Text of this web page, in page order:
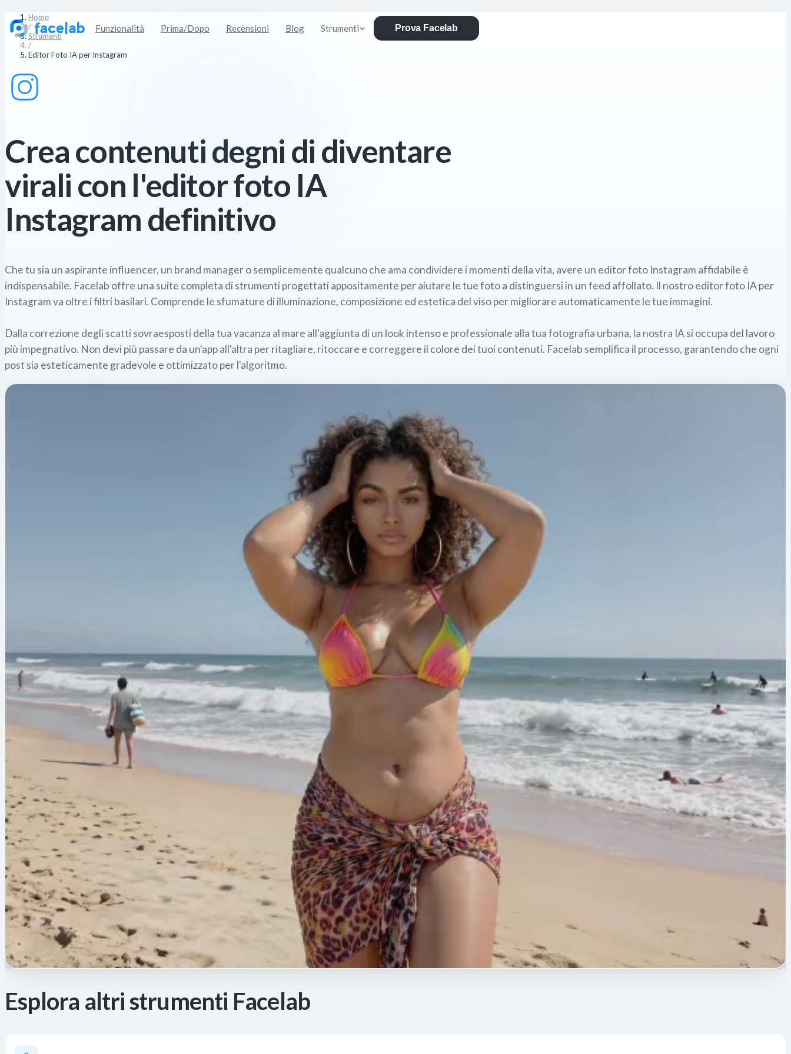
Funzionalità Prima/Dopo Recensioni Blog Strumenti Prova Facelab
Home
/
Strumenti
/
Editor Foto IA per Instagram
Crea contenuti degni di diventare
virali con l'editor foto IA
Instagram definitivo
Che tu sia un aspirante influencer, un brand manager o semplicemente qualcuno che ama condividere i momenti della vita, avere un editor foto Instagram affidabile è
indispensabile. Facelab offre una suite completa di strumenti progettati appositamente per aiutare le tue foto a distinguersi in un feed affollato. Il nostro editor foto IA per
Instagram va oltre i filtri basilari. Comprende le sfumature di illuminazione, composizione ed estetica del viso per migliorare automaticamente le tue immagini.
Dalla correzione degli scatti sovraesposti della tua vacanza al mare all'aggiunta di un look intenso e professionale alla tua fotografia urbana, la nostra IA si occupa del lavoro
più impegnativo. Non devi più passare da un'app all'altra per ritagliare, ritoccare e correggere il colore dei tuoi contenuti. Facelab semplifica il processo, garantendo che ogni
post sia esteticamente gradevole e ottimizzato per l'algoritmo.
Esplora altri strumenti Facelab